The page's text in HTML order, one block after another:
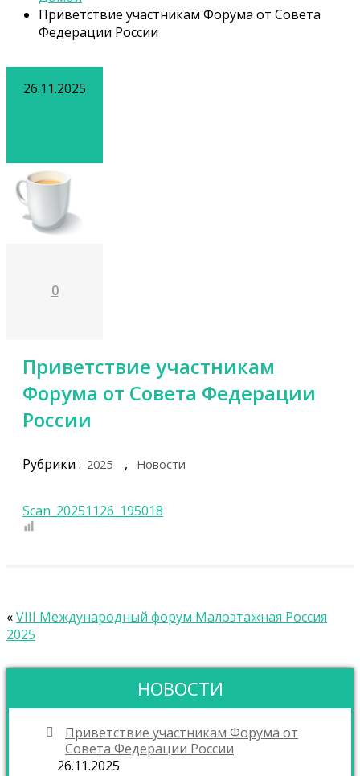
Приветствие участникам Форума от Совета
Федерации России
26.11.2025
0
Приветствие участникам
Форума от Совета Федерации
России
Рубрики : 2025 , Новости
Scan_20251126_195018
«VIII Международный форум Малоэтажная Россия
2025
НОВОСТИ
Приветствие участникам Форума от
Совета Федерации России
26.11.2025